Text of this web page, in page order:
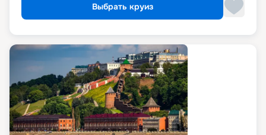
Выбрать круиз